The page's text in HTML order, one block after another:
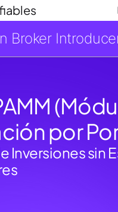
Pagos
Broker
por
Inversiones sin